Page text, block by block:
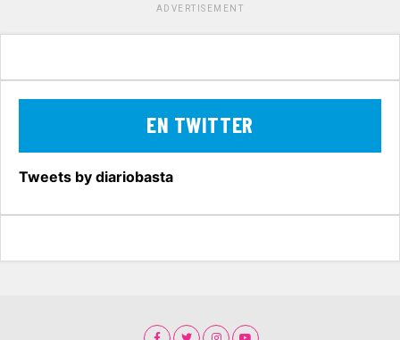
ADVERTISEMENT
EN TWITTER
Tweets by diariobasta